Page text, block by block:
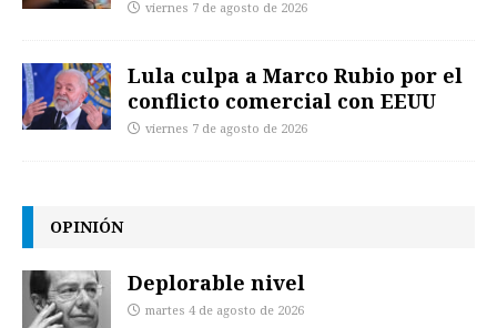
viernes 7 de agosto de 2026
Lula culpa a Marco Rubio por el
conflicto comercial con EEUU
viernes 7 de agosto de 2026
OPINIÓN
Deplorable nivel
martes 4 de agosto de 2026